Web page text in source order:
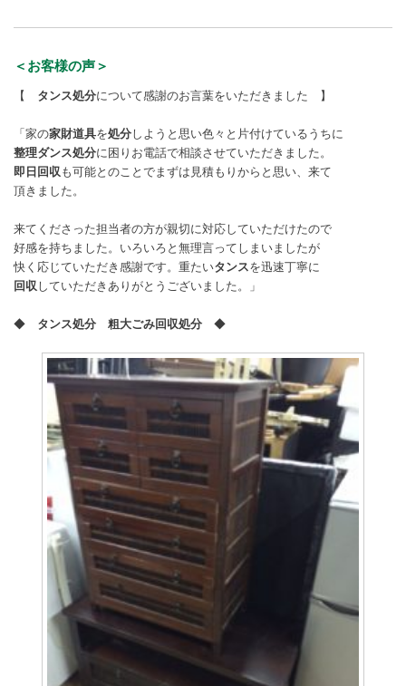
＜お客様の声＞
【 タンス処分について感謝のお言葉をいただきました 】
「家の家財道具を処分しようと思い色々と片付けているうちに
整理ダンス処分に困りお電話で相談させていただきました。
即日回収も可能とのことでまずは見積もりからと思い、来て
頂きました。
来てくださった担当者の方が親切に対応していただけたので
好感を持ちました。いろいろと無理言ってしまいましたが
快く応じていただき感謝です。重たいタンスを迅速丁寧に
回収していただきありがとうございました。」
◆ タンス処分 粗大ごみ回収処分 ◆